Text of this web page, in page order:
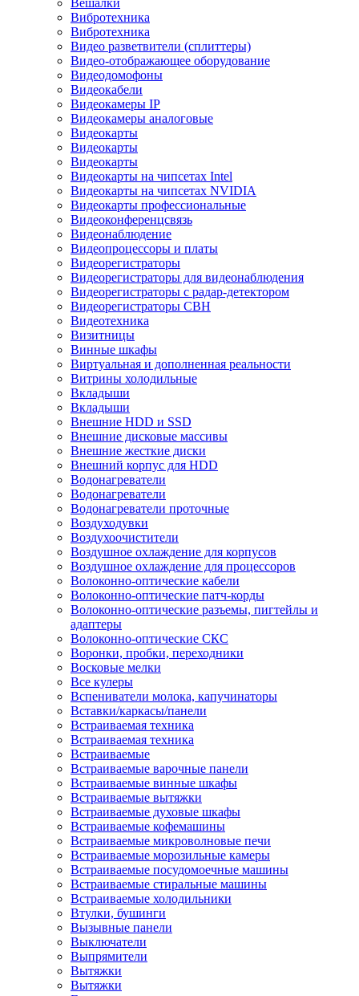
Вибротехника
Вибротехника
Видео разветвители (сплиттеры)
Видео-отображающее оборудование
Видеодомофоны
Видеокабели
Видеокамеры IP
Видеокамеры аналоговые
Видеокарты
Видеокарты
Видеокарты
Видеокарты на чипсетах Intel
Видеокарты на чипсетах NVIDIA
Видеокарты профессиональные
Видеоконференцсвязь
Видеонаблюдение
Видеопроцессоры и платы
Видеорегистраторы
Видеорегистраторы для видеонаблюдения
Видеорегистраторы с радар-детектором
Видеорегистраторы СВН
Видеотехника
Визитницы
Винные шкафы
Виртуальная и дополненная реальности
Витрины холодильные
Вкладыши
Вкладыши
Внешние HDD и SSD
Внешние дисковые массивы
Внешние жесткие диски
Внешний корпус для HDD
Водонагреватели
Водонагреватели
Водонагреватели проточные
Воздуходувки
Воздухоочистители
Воздушное охлаждение для корпусов
Воздушное охлаждение для процессоров
Волоконно-оптические кабели
Волоконно-оптические патч-корды
Волоконно-оптические разъемы, пигтейлы и
адаптеры
Волоконно-оптические СКС
Воронки, пробки, переходники
Восковые мелки
Все кулеры
Вспениватели молока, капучинаторы
Вставки/каркасы/панели
Встраиваемая техника
Встраиваемая техника
Встраиваемые
Встраиваемые варочные панели
Встраиваемые винные шкафы
Встраиваемые вытяжки
Встраиваемые духовые шкафы
Встраиваемые кофемашины
Встраиваемые микроволновые печи
Встраиваемые морозильные камеры
Встраиваемые посудомоечные машины
Встраиваемые стиральные машины
Встраиваемые холодильники
Втулки, бушинги
Вызывные панели
Выключатели
Выпрямители
Вытяжки
Вытяжки